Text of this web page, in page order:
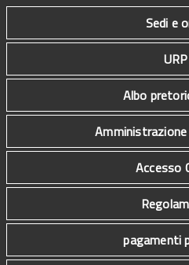
Sedi e
URP
Albo
Accesso
pagamenti